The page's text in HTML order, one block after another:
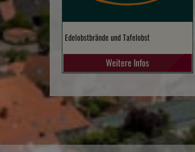
Edelobstbrände und Tafelobst
Weitere Infos